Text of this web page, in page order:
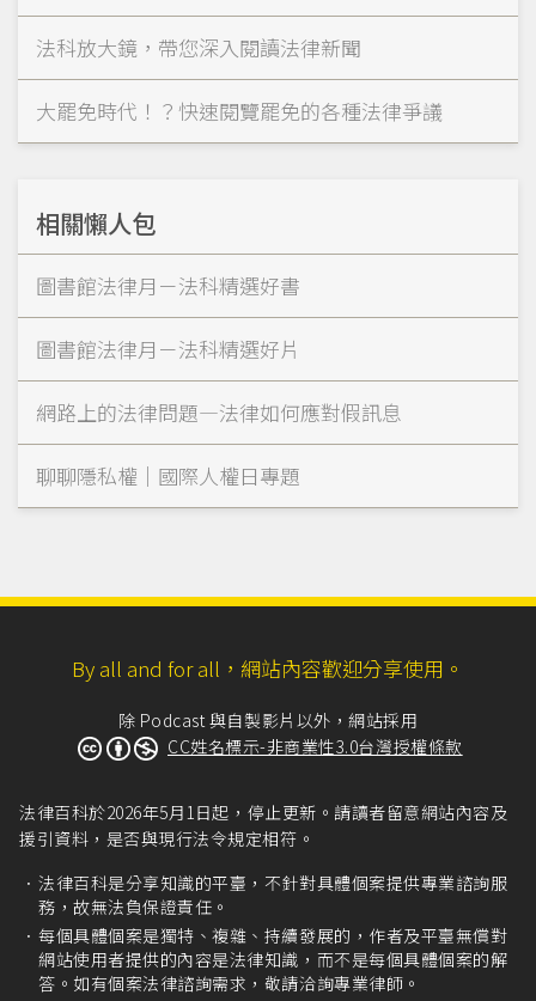
法科放大鏡，帶您深入閱讀法律新聞
大罷免時代！？快速閱覽罷免的各種法律爭議
相關懶人包
圖書館法律月－法科精選好書
圖書館法律月－法科精選好片
網路上的法律問題—法律如何應對假訊息
聊聊隱私權｜國際人權日專題
By all and for all，網站內容歡迎分享使用。
除 Podcast 與自製影片以外，網站採用
CC姓名標示-非商業性3.0台灣授權條款
法律百科於2026年5月1日起，停止更新。請讀者留意網站內容及
援引資料，是否與現行法令規定相符。
法律百科是分享知識的平臺，不針對具體個案提供專業諮詢服
務，故無法負保證責任。
每個具體個案是獨特、複雜、持續發展的，作者及平臺無償對
網站使用者提供的內容是法律知識，而不是每個具體個案的解
答。如有個案法律諮詢需求，敬請洽詢專業律師。